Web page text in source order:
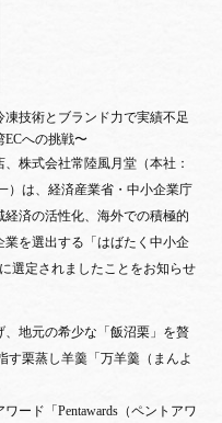
技術とブランド力で実績不足
ECへの挑戦〜
株式会社常陸風月堂（本社：
）は、経済産業省・中小企業庁
済の活性化、海外での積極的
を選出する「はばたく中小企
選定されましたことをお知らせ
地元の希少な「飯沼栗」を贅
す栗蒸し羊羹「万羊羹（まんよ
ード「Pentawards（ペントアワ